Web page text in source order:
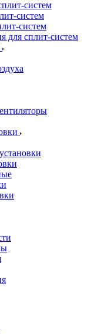
систем
систем
систем
для сплит-систем